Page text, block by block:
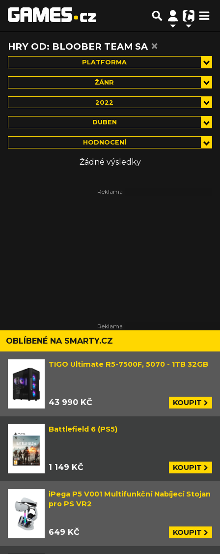
HRY OD: BLOOBER TEAM SA ×
PLATFORMA
ŽÁNR
2022
DUBEN
HODNOCENÍ
Žádné výsledky
OBLÍBENÉ NA SMARTY.CZ
TIGO Ultimate R5-7500F, 5070 - 1TB 32GB
43 990 KČ KOUPIT
Battlefield 6 (PS5)
1 149 KČ KOUPIT
iPega P5 V001 Multifunkční Nabíjecí Stojan
pro PS VR2
649 KČ KOUPIT